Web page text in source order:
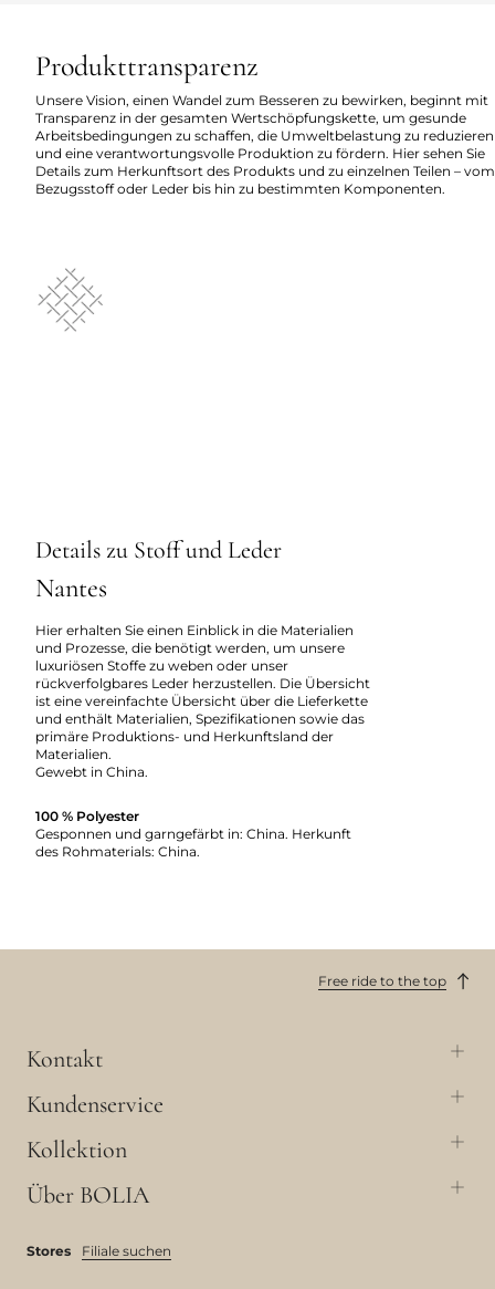
Produkttransparenz
Unsere Vision, einen Wandel zum Besseren zu bewirken, beginnt mit
Transparenz in der gesamten Wertschöpfungskette, um gesunde
Arbeitsbedingungen zu schaffen, die Umweltbelastung zu reduzieren
und eine verantwortungsvolle Produktion zu fördern. Hier sehen Sie
Details zum Herkunftsort des Produkts und zu einzelnen Teilen – vom
Bezugsstoff oder Leder bis hin zu bestimmten Komponenten.
Details zu Stoff und Leder
Nantes
Hier erhalten Sie einen Einblick in die Materialien
und Prozesse, die benötigt werden, um unsere
luxuriösen Stoffe zu weben oder unser
rückverfolgbares Leder herzustellen. Die Übersicht
ist eine vereinfachte Übersicht über die Lieferkette
und enthält Materialien, Spezifikationen sowie das
primäre Produktions- und Herkunftsland der
Materialien.
Gewebt in China.
100 % Polyester
Gesponnen und garngefärbt in: China. Herkunft
des Rohmaterials: China.
Free ride to the top
Kontakt
Kundenservice
Kollektion
Über BOLIA
Stores Filiale suchen